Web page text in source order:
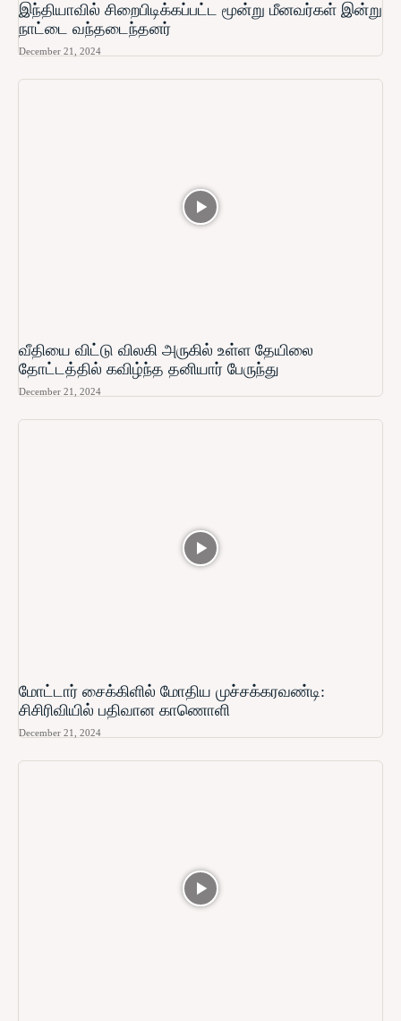
இந்தியாவில் சிறைபிடிக்கப்பட்ட மூன்று மீனவர்கள் இன்று
நாட்டை வந்தடைந்தனர்
December 21, 2024
வீதியை விட்டு விலகி அருகில் உள்ள தேயிலை
தோட்டத்தில் கவிழ்ந்த தனியார் பேருந்து
December 21, 2024
மோட்டார் சைக்கிளில் மோதிய முச்சக்கரவண்டி:
சிசிரிவியில் பதிவான காணொளி
December 21, 2024